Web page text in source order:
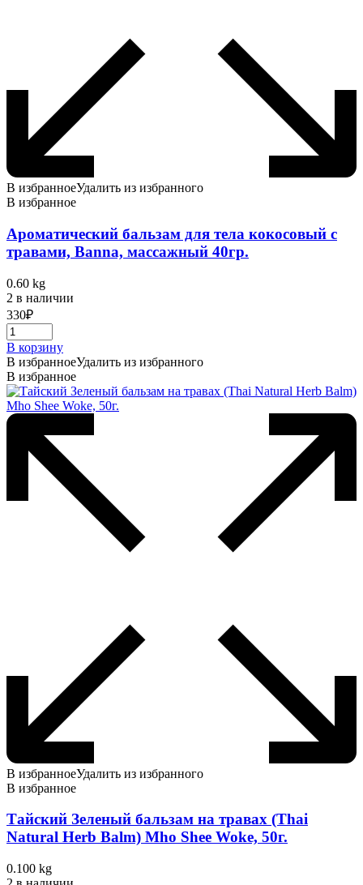
В избранноеУдалить из избранного
В избранное
Ароматический бальзам для тела кокосовый с
травами, Banna, массажный 40гр.
0.60 kg
2 в наличии
330₽
В корзину
В избранноеУдалить из избранного
В избранное
В избранноеУдалить из избранного
В избранное
Тайский Зеленый бальзам на травах (Thai
Natural Herb Balm) Mho Shee Woke, 50г.
0.100 kg